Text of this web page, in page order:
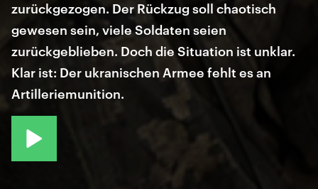
zurückgezogen. Der Rückzug soll chaotisch
gewesen sein, viele Soldaten seien
zurückgeblieben. Doch die Situation ist unklar.
Klar ist: Der ukranischen Armee fehlt es an
Artilleriemunition.